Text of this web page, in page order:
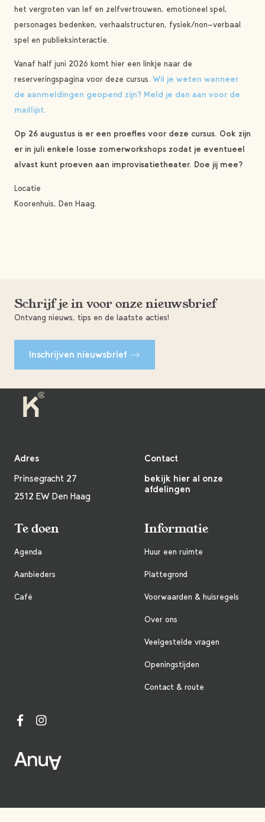
het vergroten van lef en zelfvertrouwen, emotioneel spel,
personages bedenken, verhaalstructuren, fysiek/non-verbaal
spel en publieksinteractie.
Vanaf half juni 2026 komt hier een linkje naar de
reserveringspagina voor deze cursus. Wil je weten wanneer
de aanmeldingen geopend zijn? Meld je dan aan voor de
maillijst.
Op 26 augustus is er een proefles voor deze cursus. Ook zijn
er in juli enkele losse zomerworkshops zodat je eventueel
alvast kunt proeven aan improvisatietheater. Doe jij mee?
Locatie
Koorenhuis, Den Haag.
Schrijf je in voor onze nieuwsbrief
Ontvang nieuws, tips en de laatste acties!
Inschrijven nieuwsbrief
Adres
Prinsegracht 27
2512 EW Den Haag
Contact
bekijk hier al onze
afdelingen
Te doen
Agenda
Aanbieders
Café
Informatie
Huur een ruimte
Plattegrond
Voorwaarden & huisregels
Over ons
Veelgestelde vragen
Openingstijden
Contact & route